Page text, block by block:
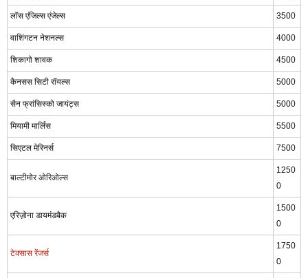
लॉस एंजिल्स एंजेल्स 3500
वाशिंगटन नेशनल्स 4000
शिकागो शावक 4500
कैनसस सिटी रॉयल्स 5000
सैन फ्रांसिस्को जायंट्स 5000
मियामी मार्लिंस 5500
सिएटल मेरिनर्स 7500
बाल्टीमोर ओरिओल्स
1250
0
एरिज़ोना डायमंडबैक
1500
0
टेक्सास रेंजर्स
1750
0